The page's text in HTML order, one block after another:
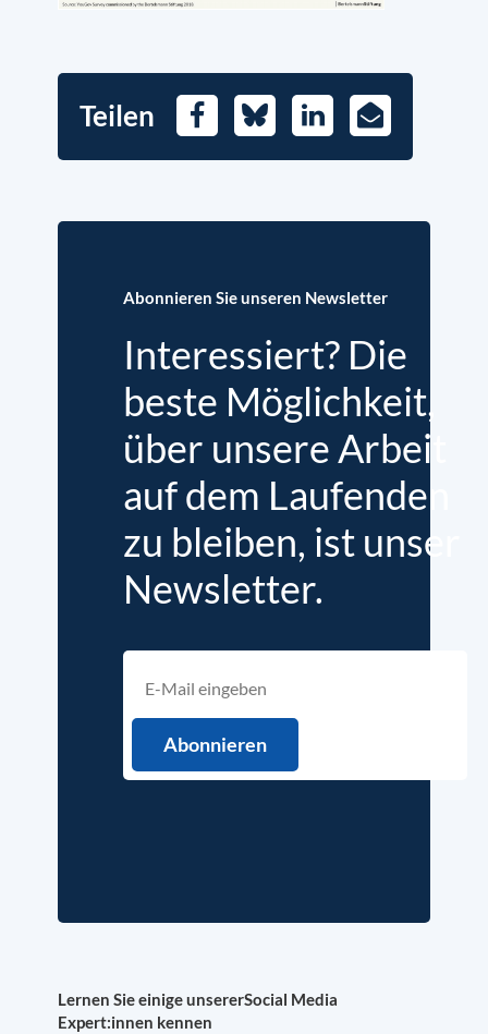
Teilen FacebookBlueskyLinkedIn
E-
Mail
Abonnieren Sie unseren Newsletter
Interessiert? Die
beste Möglichkeit,
über unsere Arbeit
auf dem Laufenden
zu bleiben, ist unser
Newsletter.
Lernen Sie einige unserer
Expert:innen kennen
Social Media